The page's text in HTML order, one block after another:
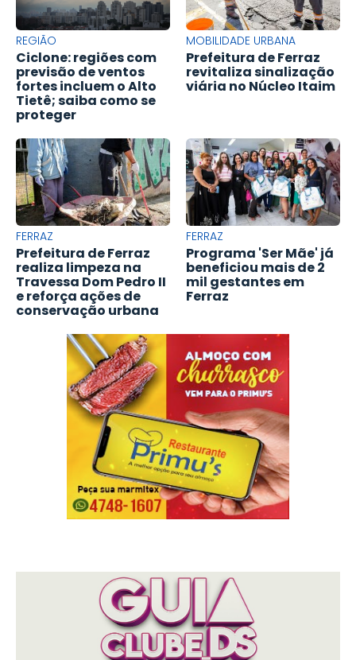
REGIÃO
Ciclone: regiões com
previsão de ventos
fortes incluem o Alto
Tietê; saiba como se
proteger
MOBILIDADE URBANA
Prefeitura de Ferraz
revitaliza sinalização
viária no Núcleo Itaim
FERRAZ
Prefeitura de Ferraz
realiza limpeza na
Travessa Dom Pedro II
e reforça ações de
conservação urbana
FERRAZ
Programa 'Ser Mãe' já
beneficiou mais de 2
mil gestantes em
Ferraz